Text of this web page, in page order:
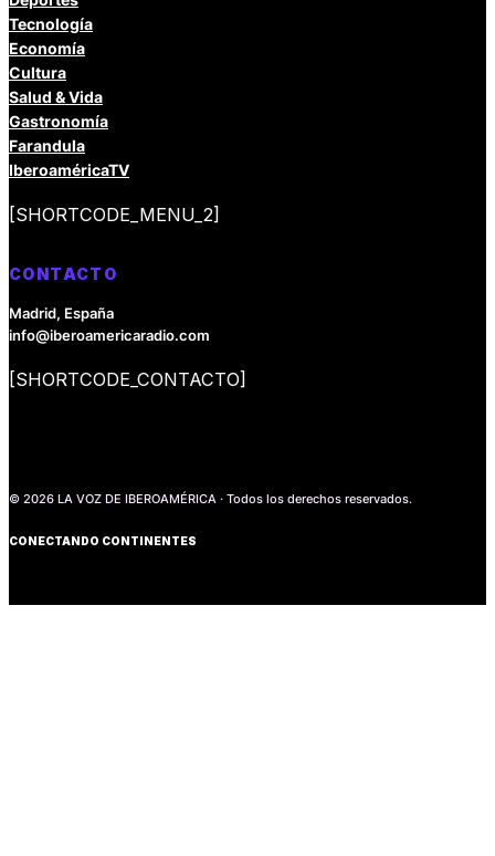
Tecnología
Economía
Cultura
Salud & Vida
Gastronomía
Farandula
IberoaméricaTV
[SHORTCODE_MENU_2]
CONTACTO
Madrid, España
info@iberoamericaradio.com
[SHORTCODE_CONTACTO]
© 2026 LA VOZ DE IBEROAMÉRICA · Todos los derechos reservados.
CONECTANDO CONTINENTES